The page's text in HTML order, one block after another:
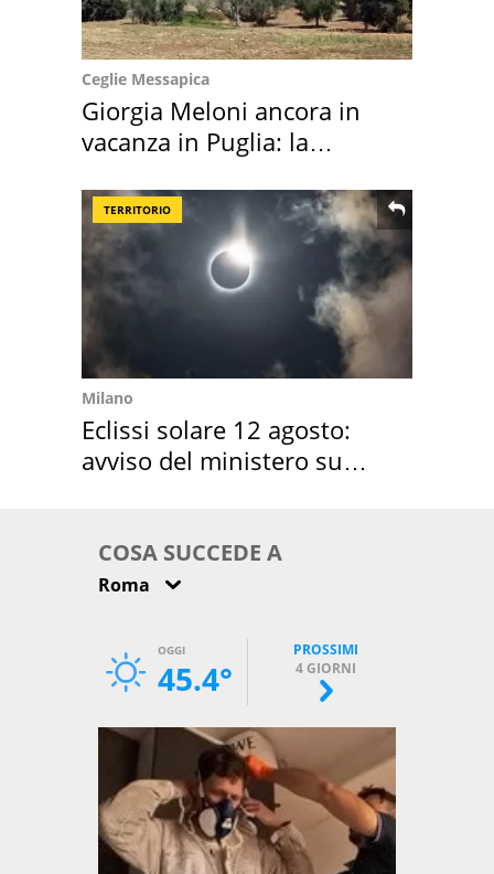
Ceglie Messapica
Giorgia Meloni ancora in
vacanza in Puglia: la
TERRITORIO
Milano
Eclissi solare 12 agosto:
avviso del ministero su